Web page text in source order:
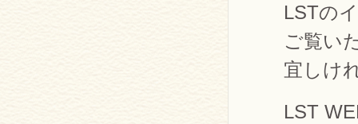
LSTの
ご覧い
宜しけ
LST